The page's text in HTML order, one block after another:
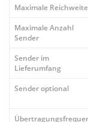
Maximale Reichweite
Maximale Anzahl
Sender
Sender im
Lieferumfang
Sender optional